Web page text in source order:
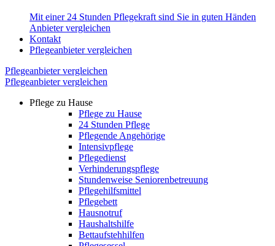
Mit einer 24 Stunden Pflegekraft sind Sie in guten Händen
Anbieter vergleichen
Kontakt
Pflegeanbieter vergleichen
Pflegeanbieter vergleichen
Pflegeanbieter vergleichen
Pflege zu Hause
Pflege zu Hause
24 Stunden Pflege
Pflegende Angehörige
Intensivpflege
Pflegedienst
Verhinderungspflege
Stundenweise Seniorenbetreuung
Pflegehilfsmittel
Pflegebett
Hausnotruf
Haushaltshilfe
Bettaufstehhilfen